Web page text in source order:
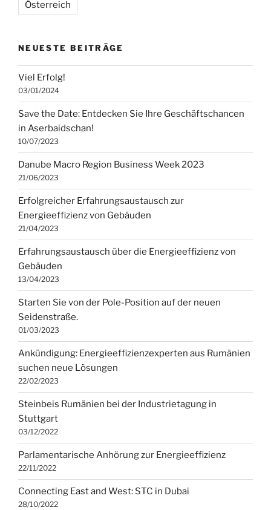
Österreich
NEUESTE BEITRÄGE
Viel Erfolg!
03/01/2024
Save the Date: Entdecken Sie Ihre Geschäftschancen
in Aserbaidschan!
10/07/2023
Danube Macro Region Business Week 2023
21/06/2023
Erfolgreicher Erfahrungsaustausch zur
Energieeffizienz von Gebäuden
21/04/2023
Erfahrungsaustausch über die Energieeffizienz von
Gebäuden
13/04/2023
Starten Sie von der Pole-Position auf der neuen
Seidenstraße.
01/03/2023
Ankündigung: Energieeffizienzexperten aus Rumänien
suchen neue Lösungen
22/02/2023
Steinbeis Rumänien bei der Industrietagung in
Stuttgart
03/12/2022
Parlamentarische Anhörung zur Energieeffizienz
22/11/2022
Connecting East and West: STC in Dubai
28/10/2022